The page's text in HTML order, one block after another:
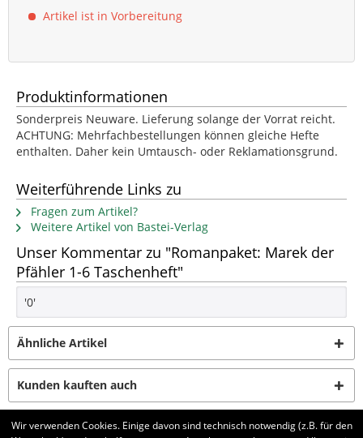
Artikel ist in Vorbereitung
Produktinformationen
Sonderpreis Neuware. Lieferung solange der Vorrat reicht.
ACHTUNG: Mehrfachbestellungen können gleiche Hefte
enthalten. Daher kein Umtausch- oder Reklamationsgrund.
Weiterführende Links zu
Fragen zum Artikel?
Weitere Artikel von Bastei-Verlag
Unser Kommentar zu "Romanpaket: Marek der
Pfähler 1-6 Taschenheft"
'0'
Ähnliche Artikel
Kunden kauften auch
Kunden haben sich ebenfalls angesehen
Wir verwenden Cookies. Einige davon sind technisch notwendig (z.B. für den